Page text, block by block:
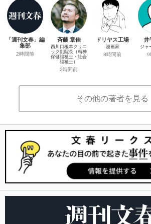
「週刊文春」編
集部
2時間前
斉藤 章佳
西川口榎本クリニ
ック副院長（精神
保健福祉士・社会
福祉士）
2時間前
ドリヤス工場
漫画家
8時間前
井
ジャ
9
その他の著者を見る